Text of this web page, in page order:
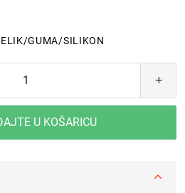
GUMA/SILIKON
U KOŠARICU